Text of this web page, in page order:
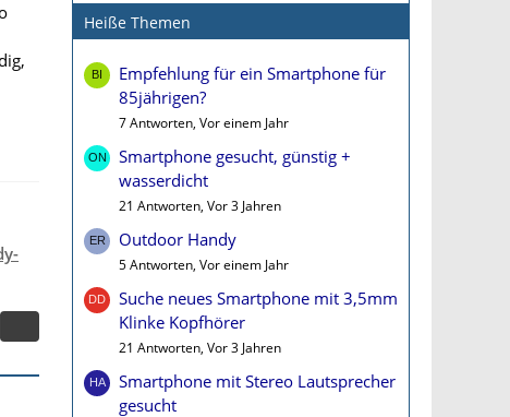
Heiße Themen
Empfehlung für ein Smartphone für
85jährigen?
7 Antworten, Vor einem Jahr
Smartphone gesucht, günstig +
wasserdicht
21 Antworten, Vor 3 Jahren
Outdoor Handy
5 Antworten, Vor einem Jahr
Suche neues Smartphone mit 3,5mm
Klinke Kopfhörer
21 Antworten, Vor 3 Jahren
Smartphone mit Stereo Lautsprecher
gesucht